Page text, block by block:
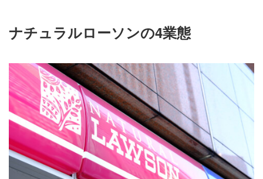
ナチュラルローソンの4業態